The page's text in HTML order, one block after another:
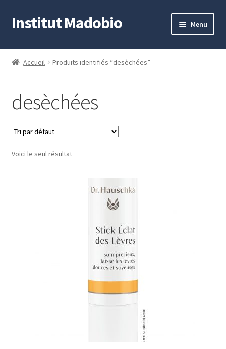
Aller
à
navigation
Aller
au
Institut Madobio Menu
Accueil
Mon compte
Panier
Validation de la commande
Accueil Produits identifiés “desèchées”
desèchées
Voici le seul résultat